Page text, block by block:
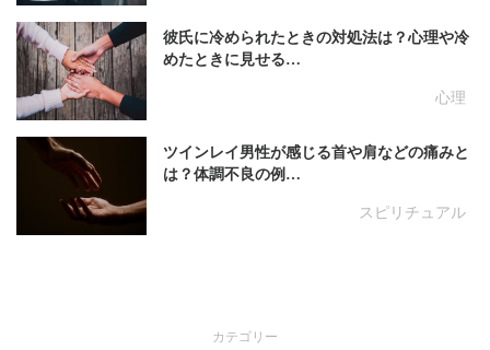
心理
彼氏に冷められたときの対処法は？心理や冷
めたときに見せる…
スピリチュアル
ツインレイ男性が感じる首や肩などの痛みと
は？体調不良の例…
カテゴリー